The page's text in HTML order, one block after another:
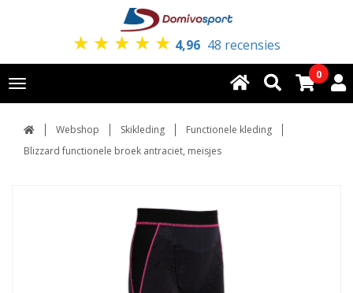
★ ★ ★ ★ ★ 4,96 48 recensies
Toggle
navigation
0
Webshop Skikleding
Functionele kleding
Blizzard functionele broek antraciet, meisjes